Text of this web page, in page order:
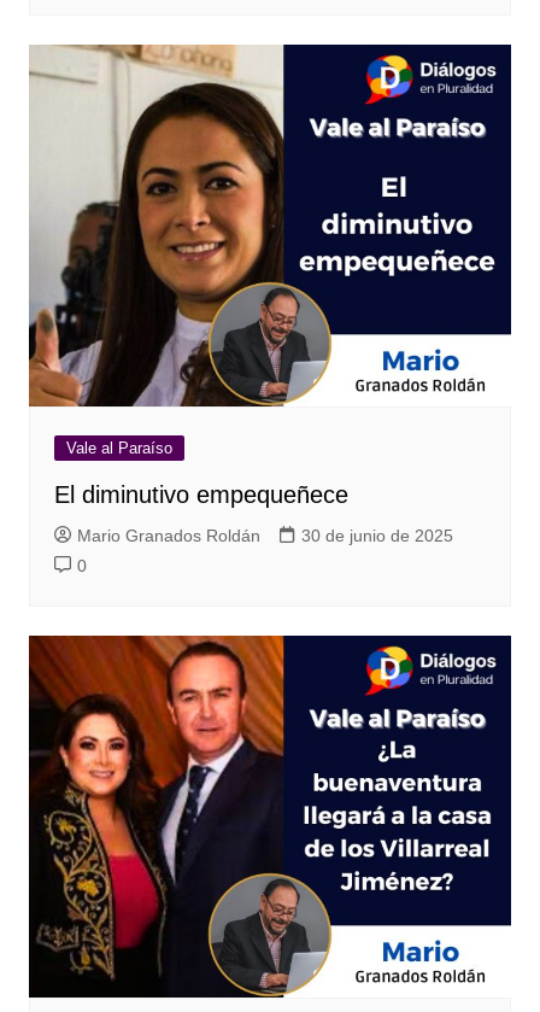
Vale al Paraíso
El diminutivo empequeñece
Mario Granados Roldán
30 de junio de 2025
0